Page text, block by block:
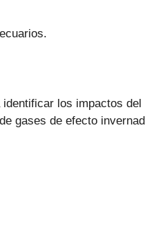
los impactos
gases de efecto